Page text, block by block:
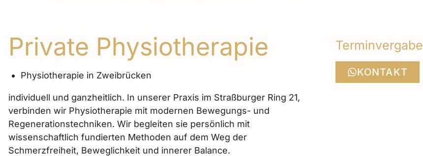
Private Physiotherapie
Physiotherapie in Zweibrücken
individuell und ganzheitlich. In unserer Praxis im Straßburger Ring 21,
verbinden wir Physiotherapie mit modernen Bewegungs- und
Regenerationstechniken. Wir begleiten sie persönlich mit
wissenschaftlich fundierten Methoden auf dem Weg der
Schmerzfreiheit, Beweglichkeit und innerer Balance.
Terminvergabe
KONTAKT